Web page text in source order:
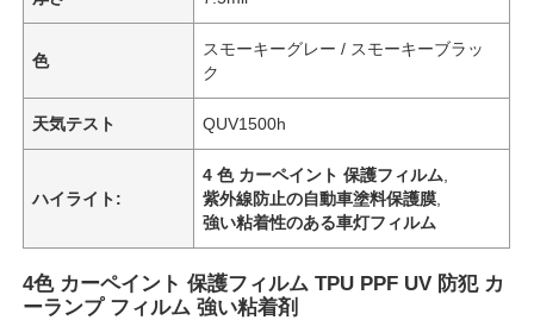
色
スモーキーグレー / スモーキーブラッ
ク
天気テスト QUV1500h
ハイライト:
4 色 カーペイント 保護フィルム
紫外線防止の自動車塗料保護膜
強い粘着性のある車灯フィルム
4色 カーペイント 保護フィルム TPU PPF UV 防犯 カ
ーランプ フィルム 強い粘着剤